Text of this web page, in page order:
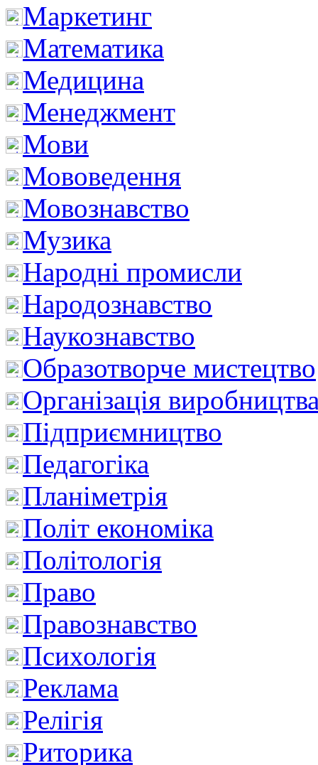
Маркетинг
Математика
Медицина
Менеджмент
Мови
Мововедення
Мовознавство
Музика
Народні промисли
Народознавство
Наукознавство
Образотворче мистецтво
Організація
Підприємництво
Педагогіка
Планіметрія
Політ економіка
Політологія
Право
Правознавство
Психологія
Реклама
Релігія
Риторика